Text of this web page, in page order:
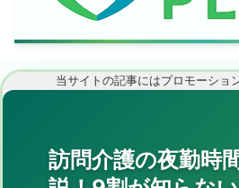
当サイトの記事にはプロモーショ
訪問介護の夜勤時